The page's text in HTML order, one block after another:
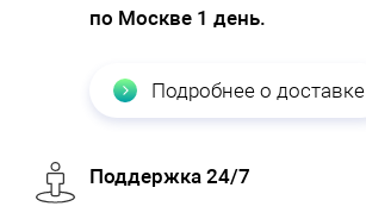
по Москве 1 день.
Подробнее о доставке
Поддержка 24/7